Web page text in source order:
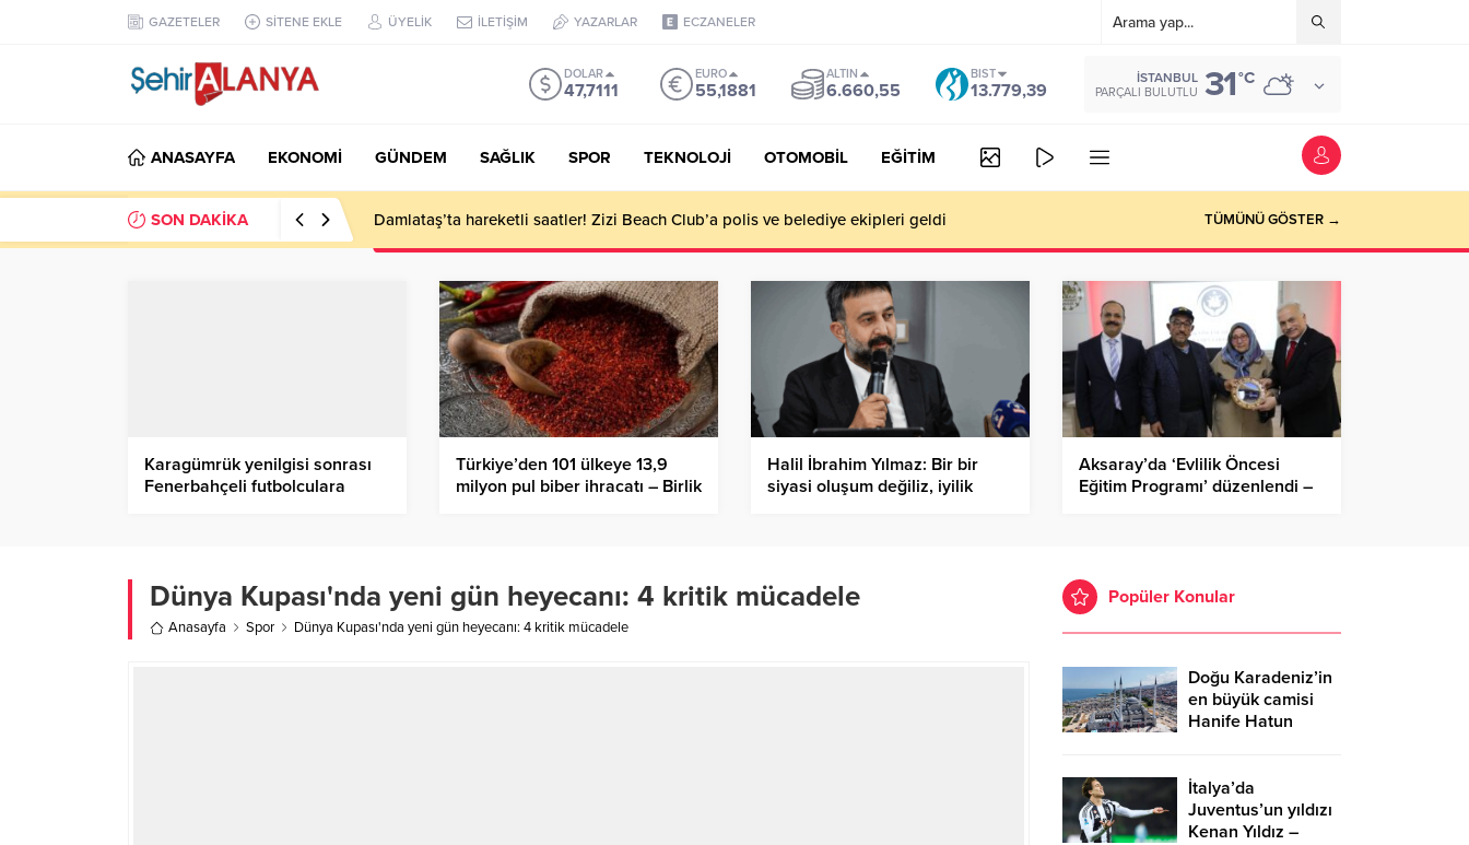
GAZETELER SİTENE EKLE ÜYELİK İLETİŞİM YAZARLAR ECZANELER
DOLAR
47,7111
EURO
55,1881
ALTIN
6.660,55
BIST
13.779,39
İSTANBUL
PARÇALI BULUTLU 31°C
ANASAYFA EKONOMİ GÜNDEM SAĞLIK SPOR TEKNOLOJİ OTOMOBİL EĞİTİM
SON DAKİKA Damlataş’ta hareketli saatler! Zizi Beach Club’a polis ve belediye ekipleri geldi TÜMÜNÜ GÖSTER →
Karagümrük yenilgisi sonrası
Fenerbahçeli futbolculara
Türkiye’den 101 ülkeye 13,9
milyon pul biber ihracatı – Birlik
Halil İbrahim Yılmaz: Bir bir
siyasi oluşum değiliz, iyilik
Aksaray’da ‘Evlilik Öncesi
Eğitim Programı’ düzenlendi –
Dünya Kupası'nda yeni gün heyecanı: 4 kritik mücadele
Anasayfa Spor Dünya Kupası'nda yeni gün heyecanı: 4 kritik mücadele
Popüler Konular
Doğu Karadeniz’in
en büyük camisi
Hanife Hatun
Ajansı
İtalya’da
Juventus’un yıldızı
Kenan Yıldız –